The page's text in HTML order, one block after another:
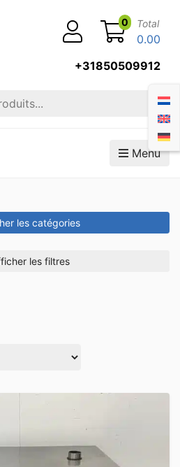
+31850509912
0 Total
0.00
Menu
les catégories
les filtres